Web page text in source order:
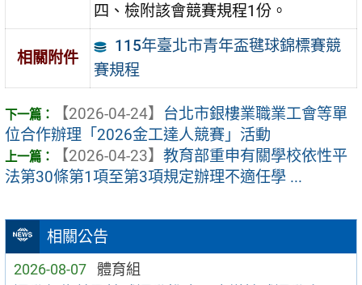
相關公告
2026-08-07 體育組
四、檢附該會競賽規程1份。
相關附件
115年臺北市青年盃毽球錦標賽競
賽規程
【2026-04-24】 台北市銀樓業職業工會等單
位合作辦理「2026金工達人競賽」活動
【2026-04-23】 教育部重申有關學校依性平
法第30條第1項至第3項規定辦理不適任學 ...